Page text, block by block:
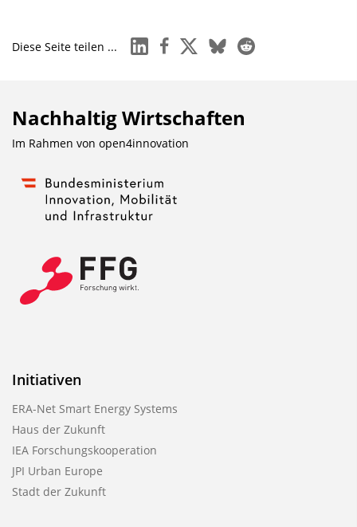
Diese Seite teilen ... linkedinfacebook
x blueskyreddit
Nachhaltig Wirtschaften
Im Rahmen von open4innovation
Initiativen
ERA-Net Smart Energy Systems
Haus der Zukunft
IEA Forschungskooperation
JPI Urban Europe
Stadt der Zukunft